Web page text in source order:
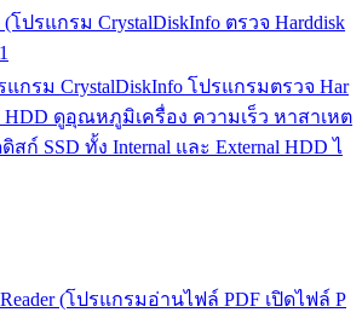
(โปรแกรม CrystalDiskInfo ตรวจ Harddisk
กรม CrystalDiskInfo โปรแกรมตรวจ Har
HDD ดูอุณหภูมิเครื่อง ความเร็ว หาสาเหต
ก์ SSD ทั้ง Internal และ External HDD ไ
Reader (โปรแกรมอ่านไฟล์ PDF เปิดไฟล์ P